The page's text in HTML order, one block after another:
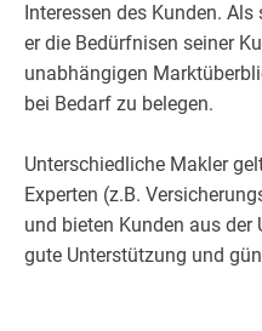
Interessen des Kunden.
er die Bedürfnisen seiner
unabhängigen
bei Bedarf zu belegen.
Unterschiedliche Makler
Experten (z.B.
und bieten Kunden aus der
gute Unterstützung und